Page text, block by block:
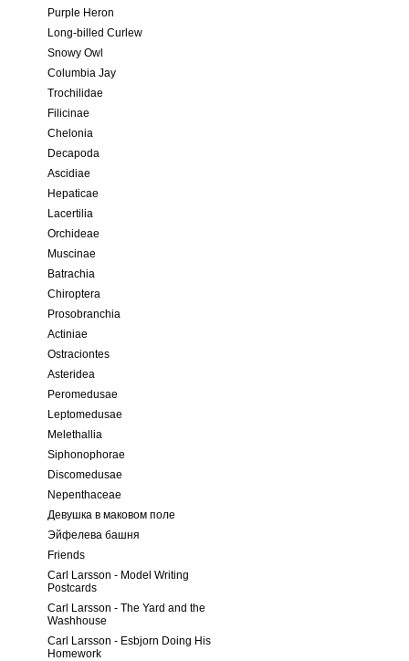
Purple Heron
Long-billed Curlew
Snowy Owl
Columbia Jay
Trochilidae
Filicinae
Chelonia
Decapoda
Ascidiae
Hepaticae
Lacertilia
Orchideae
Muscinae
Batrachia
Chiroptera
Prosobranchia
Actiniae
Ostraciontes
Asteridea
Peromedusae
Leptomedusae
Melethallia
Siphonophorae
Discomedusae
Nepenthaceae
Девушка в маковом поле
Эйфелева башня
Friends
Carl Larsson - Model Writing
Postcards
Carl Larsson - The Yard and the
Washhouse
Carl Larsson - Esbjorn Doing His
Homework